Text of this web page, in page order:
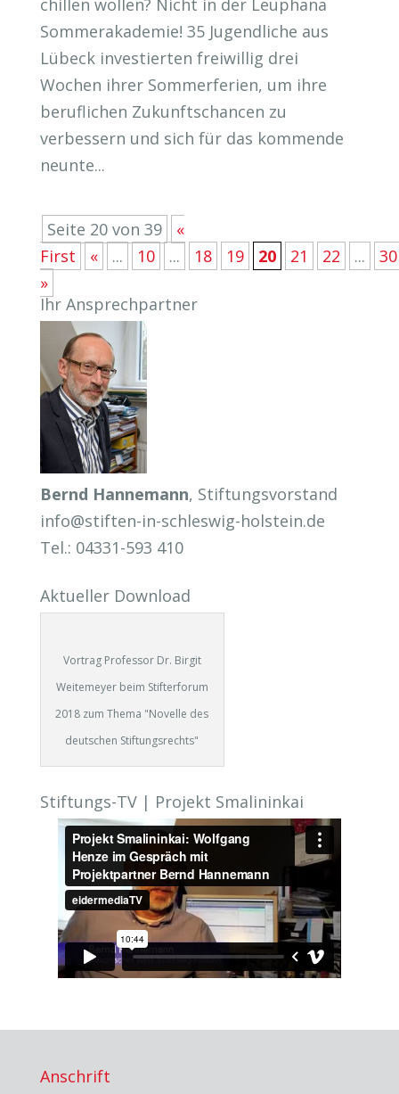
chillen wollen? Nicht in der Leuphana
Sommerakademie! 35 Jugendliche aus
Lübeck investierten freiwillig drei
Wochen ihrer Sommerferien, um ihre
beruflichen Zukunftschancen zu
verbessern und sich für das kommende
neunte...
Seite 20 von 39
«
First
« ... 10 ... 18 19 20 21 22 ...
30
»
Ihr Ansprechpartner
Bernd Hannemann, Stiftungsvorstand
info@stiften-in-schleswig-holstein.de
Tel.: 04331-593 410
Aktueller Download
Vortrag Professor Dr. Birgit
Weitemeyer beim Stifterforum
2018 zum Thema "Novelle des
deutschen Stiftungsrechts"
Stiftungs-TV | Projekt Smalininkai
Anschrift